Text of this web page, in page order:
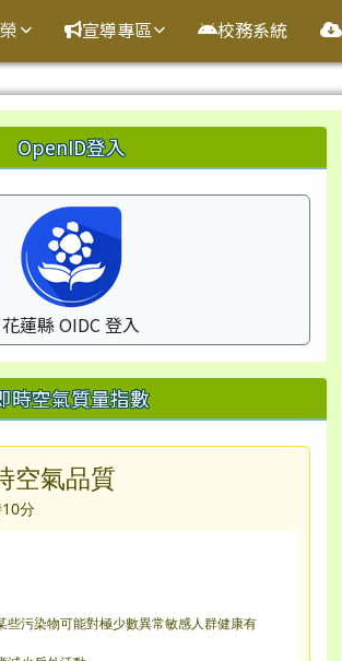
榮國小
宣導專區 校務系統
OpenID登入
花蓮縣 OIDC 登入
時空氣質量指數
空氣品質
分
些污染物可能對極少數異常敏感人群健康有